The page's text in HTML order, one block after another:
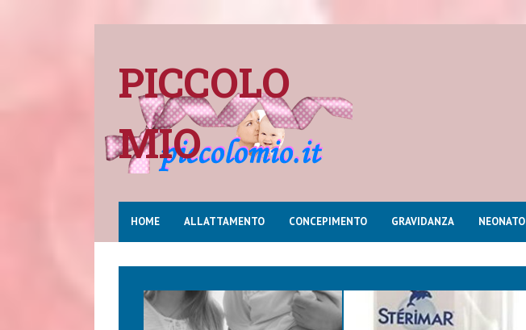
PICCOLO
MIO
HOME ALLATTAMENTO CONCEPIMENTO GRAVIDANZA NEONATO